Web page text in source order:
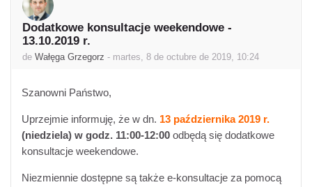
Dodatkowe konsultacje weekendowe -
13.10.2019 r.
de Wałęga Grzegorz - martes, 8 de octubre de 2019, 10:24
Número de respuestas: 0
Szanowni Państwo,
Uprzejmie informuję, że w dn. 13 października 2019 r.
(niedziela) w godz. 11:00-12:00 odbędą się dodatkowe
konsultacje weekendowe.
Niezmiennie dostępne są także e-konsultacje za pomocą